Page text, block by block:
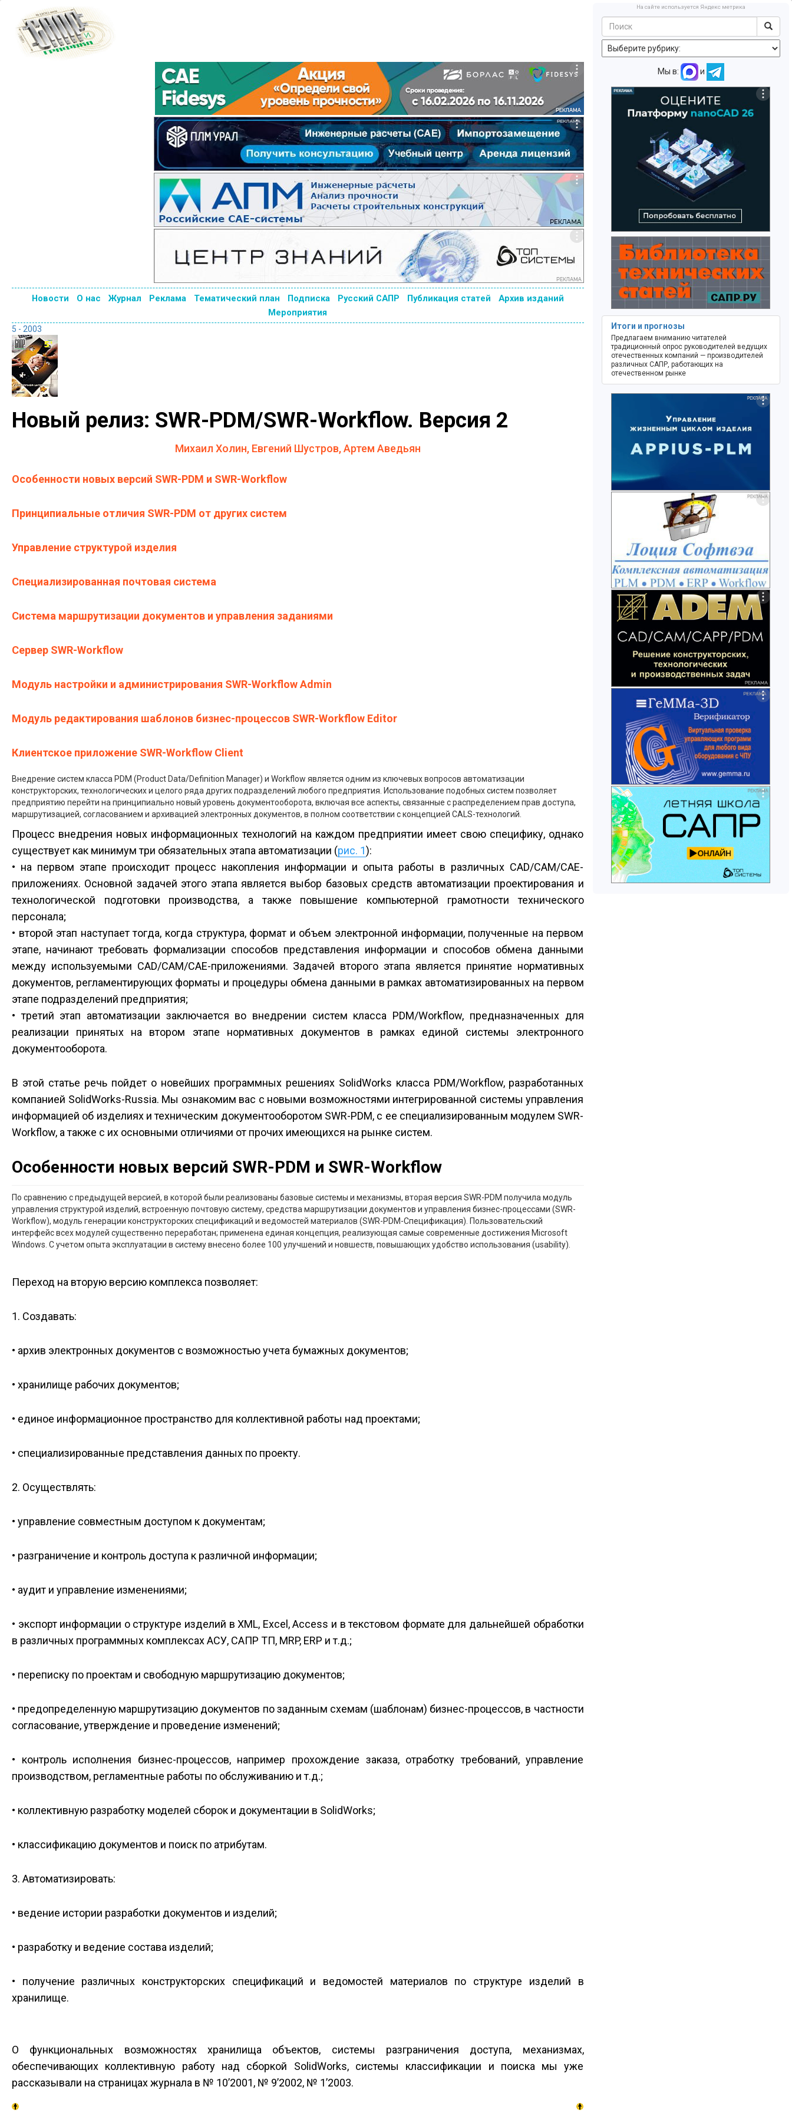
Новости О нас Журнал Реклама Тематический план Подписка Русский САПР Публикация статей
Архив изданий
Мероприятия
5 - 2003
Новый релиз: SWR-PDM/SWR-Workflow. Версия 2
Михаил Холин, Евгений Шустров, Артем Аведьян
Особенности новых версий SWR-PDM и SWR-Workflow
Принципиальные отличия SWR-PDM от других систем
Управление структурой изделия
Специализированная почтовая система
Система маршрутизации документов и управления заданиями
Сервер SWR-Workflow
Модуль настройки и администрирования SWR-Workflow Admin
Модуль редактирования шаблонов бизнес-процессов SWR-Workflow Editor
Клиентское приложение SWR-Workflow Client
Внедрение систем класса PDM (Product Data/Definition Manager) и Workflow является одним из ключевых вопросов автоматизации
конструкторских, технологических и целого ряда других подразделений любого предприятия. Использование подобных систем позволяет
предприятию перейти на принципиально новый уровень документооборота, включая все аспекты, связанные с распределением прав доступа,
маршрутизацией, согласованием и архивацией электронных документов, в полном соответствии с концепцией CALS-технологий.
Процесс внедрения новых информационных технологий на каждом предприятии имеет свою специфику, однако
существует как минимум три обязательных этапа автоматизации (рис. 1):
• на первом этапе происходит процесс накопления информации и опыта работы в различных CAD/CAM/CAE-
приложениях. Основной задачей этого этапа является выбор базовых средств автоматизации проектирования и
технологической подготовки производства, а также повышение компьютерной грамотности технического
персонала;
• второй этап наступает тогда, когда структура, формат и объем электронной информации, полученные на первом
этапе, начинают требовать формализации способов представления информации и способов обмена данными
между используемыми CAD/CAM/CAE-приложениями. Задачей второго этапа является принятие нормативных
документов, регламентирующих форматы и процедуры обмена данными в рамках автоматизированных на первом
этапе подразделений предприятия;
• третий этап автоматизации заключается во внедрении систем класса PDM/Workflow, предназначенных для
реализации принятых на втором этапе нормативных документов в рамках единой системы электронного
документооборота.
В этой статье речь пойдет о новейших программных решениях SolidWorks класса PDM/Workflow, разработанных
компанией SolidWorks-Russia. Мы ознакомим вас с новыми возможностями интегрированной системы управления
информацией об изделиях и техническим документооборотом SWR-PDM, с ее специализированным модулем SWR-
Workflow, а также с их основными отличиями от прочих имеющихся на рынке систем.
Особенности новых версий SWR-PDM и SWR-Workflow
По сравнению с предыдущей версией, в которой были реализованы базовые системы и механизмы, вторая версия SWR-PDM получила модуль
управления структурой изделий, встроенную почтовую систему, средства маршрутизации документов и управления бизнес-процессами (SWR-
Workflow), модуль генерации конструкторских спецификаций и ведомостей материалов (SWR-PDM-Спецификация). Пользовательский
интерфейс всех модулей существенно переработан; применена единая концепция, реализующая самые современные достижения Microsoft
Windows. С учетом опыта эксплуатации в систему внесено более 100 улучшений и новшеств, повышающих удобство использования (usability).
Переход на вторую версию комплекса позволяет:
1. Создавать:
• архив электронных документов с возможностью учета бумажных документов;
• хранилище рабочих документов;
• единое информационное пространство для коллективной работы над проектами;
• специализированные представления данных по проекту.
2. Осуществлять:
• управление совместным доступом к документам;
• разграничение и контроль доступа к различной информации;
• аудит и управление изменениями;
• экспорт информации о структуре изделий в XML, Excel, Access и в текстовом формате для дальнейшей обработки
в различных программных комплексах АСУ, САПР ТП, MRP, ERP и т.д.;
• переписку по проектам и свободную маршрутизацию документов;
• предопределенную маршрутизацию документов по заданным схемам (шаблонам) бизнес-процессов, в частности
согласование, утверждение и проведение изменений;
• контроль исполнения бизнес-процессов, например прохождение заказа, отработку требований, управление
производством, регламентные работы по обслуживанию и т.д.;
• коллективную разработку моделей сборок и документации в SolidWorks;
• классификацию документов и поиск по атрибутам.
3. Автоматизировать:
• ведение истории разработки документов и изделий;
• разработку и ведение состава изделий;
• получение различных конструкторских спецификаций и ведомостей материалов по структуре изделий в
хранилище.
О функциональных возможностях хранилища объектов, системы разграничения доступа, механизмах,
обеспечивающих коллективную работу над сборкой SolidWorks, системы классификации и поиска мы уже
рассказывали на страницах журнала в № 10’2001, № 9’2002, № 1’2003.
На сайте используется Яндекс метрика
Мы в: и
Итоги и прогнозы
Предлагаем вниманию читателей
традиционный опрос руководителей ведущих
отечественных компаний — производителей
различных САПР, работающих на
отечественном рынке